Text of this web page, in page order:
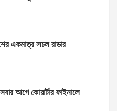
একমাত্র সচল রাডার
আগে কোয়ার্টার ফাইনালে